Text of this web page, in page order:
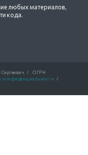
любых материалов,
кода.
/
ОГРН
конфиденциальности /